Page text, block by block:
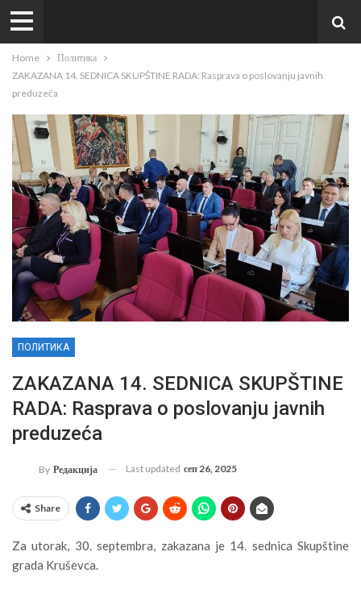
Home
Политика
ZAKAZANA 14. SEDNICA SKUPŠTINE RADA: Rasprava o poslovanju javnih
preduzeća
ПОЛИТИКА
ZAKAZANA 14. SEDNICA SKUPŠTINE
RADA: Rasprava o poslovanju javnih
preduzeća
By Редакција Last updated сеп 26, 2025
Share
Za utorak, 30. septembra, zakazana je 14. sednica Skupštine
grada Kruševca.